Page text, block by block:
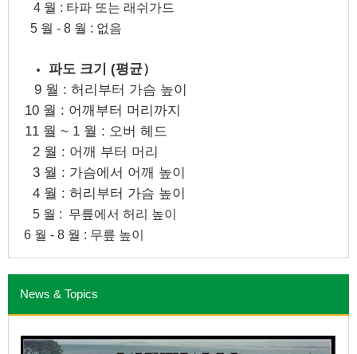
4 월 : 타파 또는 래쉬가드
5 월 - 8 월 : 없음
파도 크기 (평균）
9 월 : 허리부터 가슴 높이
10 월 : 어깨부터 머리까지
11 월 ~ 1 월 : 오버 헤드
2 월 : 어깨 부터 머리
3 월 : 가슴에서 어깨 높이
4 월 : 허리부터 가슴 높이
5 월 : 무릎에서 허리 높이
6 월 - 8 월 : 무릎 높이
News & Topics